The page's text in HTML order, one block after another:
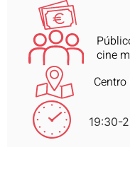
cine
19:30-